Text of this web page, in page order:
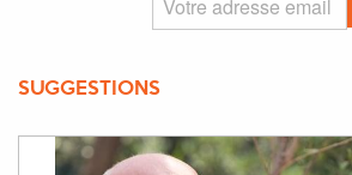
SUGGESTIONS